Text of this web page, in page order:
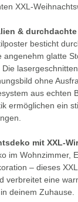
XXL-
&
besticht
angenehm glatte
ohne
aus echten
ermöglichen ein
mit XXL-
im Wohnzimmer,
– dieses
verbreitet eine
deinem Zuhause.